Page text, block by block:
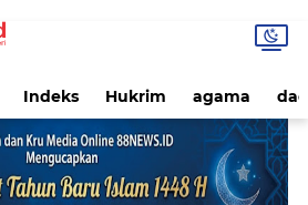
Indeks Hukrim agama